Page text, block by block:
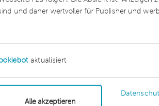
und daher wertvoller für Publisher und
aktualisiert
Alle akzeptieren
flächendeckend